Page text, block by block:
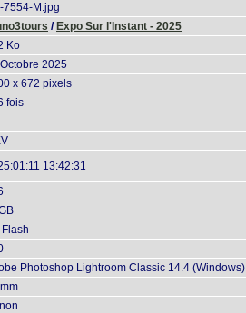
7554-M.jpg
/ Expo Sur l'Instant - 2025
Ko
2025
x 672 pixels
fois
13:42:31
Flash
Photoshop Lightroom Classic 14.4 (Windows)